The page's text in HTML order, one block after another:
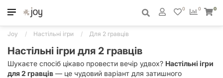
0
0 0
Joy Настільні ігри Для 2 гравців
Настільні ігри для 2 гравців
Шукаєте спосіб цікаво провести вечір удвох? Настільні ігри
для 2 гравців — це чудовий варіант для затишного